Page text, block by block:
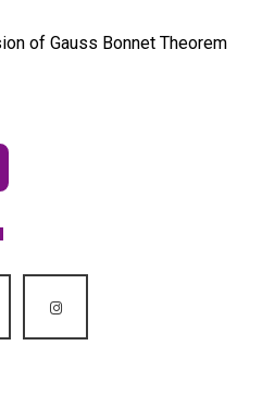
of Gauss Bonnet Theorem